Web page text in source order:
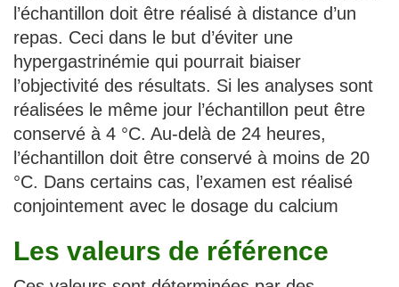
l’échantillon doit être réalisé à distance d’un
repas. Ceci dans le but d’éviter une
hypergastrinémie qui pourrait biaiser
l’objectivité des résultats. Si les analyses sont
réalisées le même jour l’échantillon peut être
conservé à 4 °C. Au-delà de 24 heures,
l’échantillon doit être conservé à moins de 20
°C. Dans certains cas, l’examen est réalisé
conjointement avec le dosage du calcium
Les valeurs de référence